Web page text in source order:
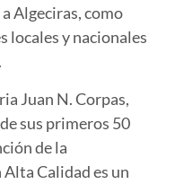
Algeciras, como
locales y nacionales
Juan N. Corpas,
sus primeros 50
de la
Calidad es un